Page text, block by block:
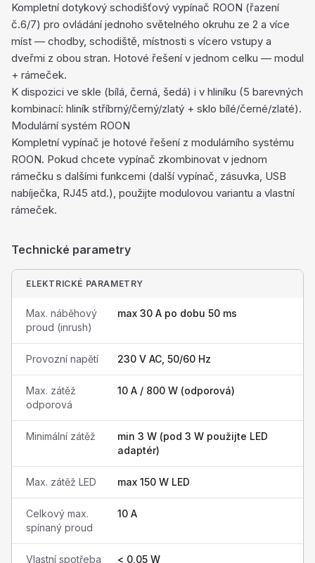
Kompletní dotykový schodišťový vypínač ROON (řazení
č.6/7) pro ovládání jednoho světelného okruhu ze 2 a více
míst — chodby, schodiště, místnosti s vícero vstupy a
dveřmi z obou stran. Hotové řešení v jednom celku — modul
+ rámeček.
K dispozici ve skle (bílá, černá, šedá) i v hliníku (5 barevných
kombinací: hliník stříbrný/černý/zlatý + sklo bílé/černé/zlaté).
Modulární systém ROON
Kompletní vypínač je hotové řešení z modulárního systému
ROON. Pokud chcete vypínač zkombinovat v jednom
rámečku s dalšími funkcemi (další vypínač, zásuvka, USB
nabíječka, RJ45 atd.), použijte modulovou variantu a vlastní
rámeček.
Technické parametry
ELEKTRICKÉ PARAMETRY
Max. náběhový
proud (inrush)
max 30 A po dobu 50 ms
Provozní napětí 230 V AC, 50/60 Hz
Max. zátěž
odporová
10 A / 800 W (odporová)
Minimální zátěž
min 3 W (pod 3 W použijte LED
adaptér)
Max. zátěž LED max 150 W LED
Celkový max.
spínaný proud
10 A
Vlastní spotřeba < 0,05 W